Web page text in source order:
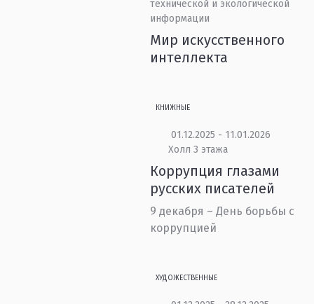
технической и экологической
информации
Мир искусственного
интеллекта
КНИЖНЫЕ
01.12.2025 - 11.01.2026
Холл 3 этажа
Коррупция глазами
русских писателей
9 декабря – День борьбы с
коррупцией
ХУДОЖЕСТВЕННЫЕ